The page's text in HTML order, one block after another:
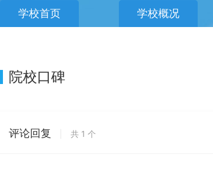
学校首页 学校概况
院校口碑
评论回复 共 1 个